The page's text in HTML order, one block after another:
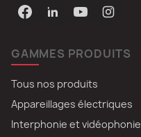
GAMMES PRODUITS
Tous nos produits
Appareillages électriques
Interphonie et vidéophonie